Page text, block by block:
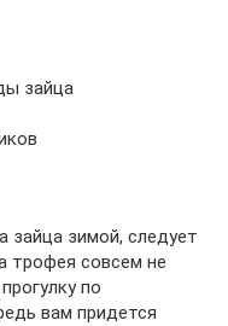
зайца
зайца зимой, следует
трофея совсем не
по
вам придется